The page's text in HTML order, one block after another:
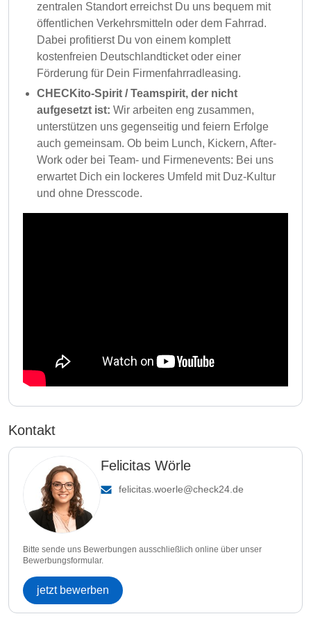
zentralen Standort erreichst Du uns bequem mit
öffentlichen Verkehrsmitteln oder dem Fahrrad.
Dabei profitierst Du von einem komplett
kostenfreien Deutschlandticket oder einer
Förderung für Dein Firmenfahrradleasing.
CHECKito-Spirit / Teamspirit, der nicht
aufgesetzt ist: Wir arbeiten eng zusammen,
unterstützen uns gegenseitig und feiern Erfolge
auch gemeinsam. Ob beim Lunch, Kickern, After-
Work oder bei Team- und Firmenevents: Bei uns
erwartet Dich ein lockeres Umfeld mit Duz-Kultur
und ohne Dresscode.
Kontakt
Felicitas Wörle
felicitas.woerle@check24.de
Bitte sende uns Bewerbungen ausschließlich online über unser
Bewerbungsformular.
jetzt bewerben